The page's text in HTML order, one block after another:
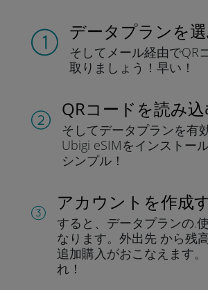
データプランを
そしてメール経由でQR
取りましょう！早い！
QRコードを読み込
そしてデータプランを有
Ubigi eSIMをインストー
シンプル！
アカウントを作成
すると、データプランの.
なります。 外出先 から残
追加購入がおこなえます。
れ！